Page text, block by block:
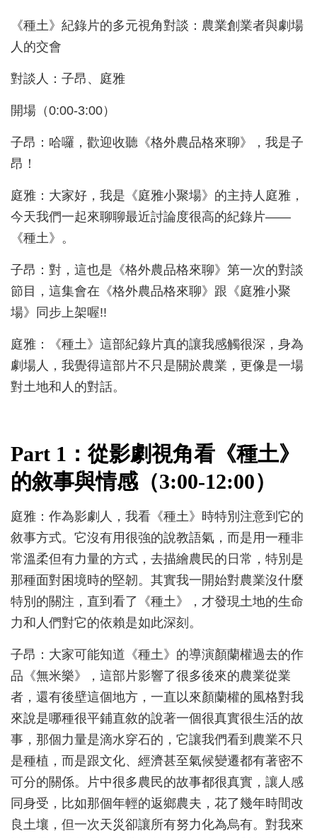
《種土》紀錄片的多元視角對談：農業創業者與劇場
人的交會
對談人：子昂、庭雅
開場（0:00-3:00）
子昂：哈囉，歡迎收聽《格外農品格來聊》，我是子
昂！
庭雅：大家好，我是《庭雅小聚場》的主持人庭雅，
今天我們一起來聊聊最近討論度很高的紀錄片——
《種土》。
子昂：對，這也是《格外農品格來聊》第一次的對談
節目，這集會在《格外農品格來聊》跟《庭雅小聚
場》同步上架喔!!
庭雅：《種土》這部紀錄片真的讓我感觸很深，身為
劇場人，我覺得這部片不只是關於農業，更像是一場
對土地和人的對話。
Part 1：從影劇視角看《種土》
的敘事與情感（3:00-12:00）
庭雅：作為影劇人，我看《種土》時特別注意到它的
敘事方式。它沒有用很強的說教語氣，而是用一種非
常溫柔但有力量的方式，去描繪農民的日常，特別是
那種面對困境時的堅韌。其實我一開始對農業沒什麼
特別的關注，直到看了《種土》，才發現土地的生命
力和人們對它的依賴是如此深刻。
子昂：大家可能知道《種土》的導演顏蘭權過去的作
品《無米樂》，這部片影響了很多後來的農業從業
者，還有後壁這個地方，一直以來顏蘭權的風格對我
來說是哪種很平鋪直敘的說著一個很真實很生活的故
事，那個力量是滴水穿石的，它讓我們看到農業不只
是種植，而是跟文化、經濟甚至氣候變遷都有著密不
可分的關係。片中很多農民的故事都很真實，讓人感
同身受，比如那個年輕的返鄉農夫，花了幾年時間改
良土壤，但一次天災卻讓所有努力化為烏有。對我來